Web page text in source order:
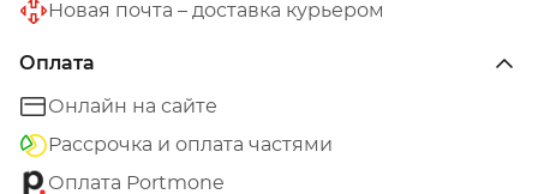
Новая почта – доставка курьером
Оплата
Онлайн на сайте
Рассрочка и оплата частями
Оплата Portmone